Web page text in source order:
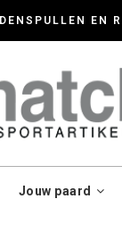
EN
Jouw paard
Wij werken